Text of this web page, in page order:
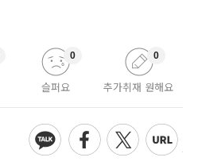
슬퍼요
0
추가취재 원해요
0